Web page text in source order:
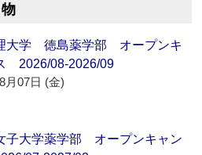
大学 徳島薬学部 オープンキ
2026/08-2026/09
月07日 (金)
子大学薬学部 オープンキャン